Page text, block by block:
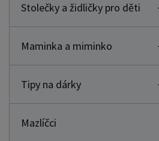
Stolečky a židličky pro děti
Maminka a miminko
Tipy na dárky
Mazlíčci